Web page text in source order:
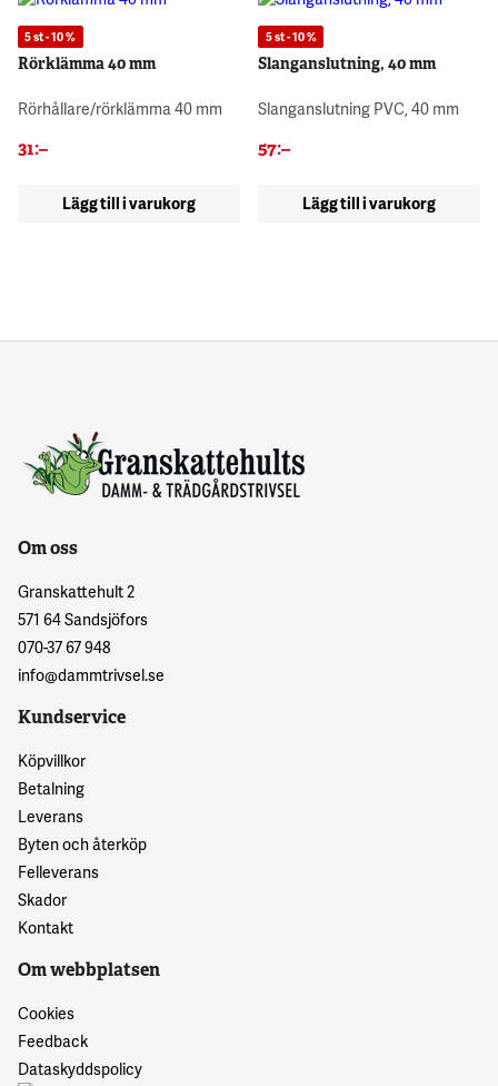
5 st - 10 %
Rörklämma 40 mm
Rörhållare/rörklämma 40 mm
31:–
Lägg till i varukorg
5 st - 10 %
Slanganslutning, 40 mm
Slanganslutning PVC, 40 mm
57:–
Lägg till i varukorg
Om oss
Granskattehult 2
571 64 Sandsjöfors
070-37 67 948
info@dammtrivsel.se
Kundservice
Köpvillkor
Betalning
Leverans
Byten och återköp
Felleverans
Skador
Kontakt
Om webbplatsen
Cookies
Feedback
Dataskyddspolicy